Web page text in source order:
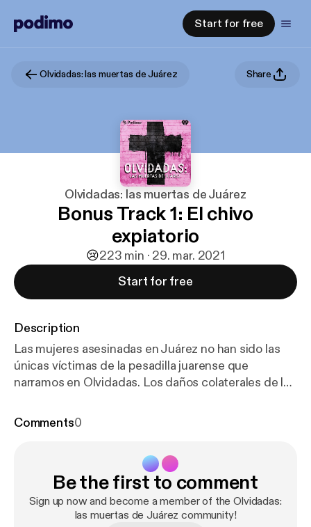
Start for free
Olvidadas: las muertas de Juárez Share
Olvidadas: las muertas de Juárez
Bonus Track 1: El chivo
expiatorio
😢223 min · 29. mar. 2021
Start for free
Description
Las mujeres asesinadas en Juárez no han sido las
únicas víctimas de la pesadilla juarense que
narramos en Olvidadas. Los daños colaterales de los
día para otro se han enfrentado a un sistema de
permiten que se perpetúen los feminicidios. Un
sistema de justicia que fabrica chivos expiatorios
para dar carpetazo a tantos y tantos crímenes aún
sin resolver.
Comments0
Be the first to comment
Sign up now and become a member of the Olvidadas:
las muertas de Juárez community!